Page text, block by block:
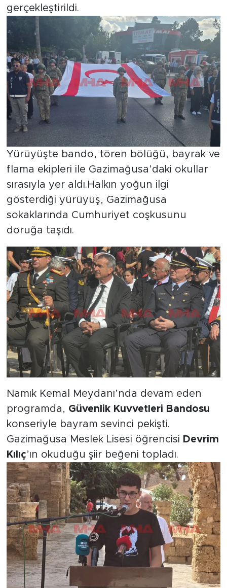
gerçekleştirildi.
Yürüyüşte bando, tören bölüğü, bayrak ve
flama ekipleri ile Gazimağusa’daki okullar
sırasıyla yer aldı.Halkın yoğun ilgi
gösterdiği yürüyüş, Gazimağusa
sokaklarında Cumhuriyet coşkusunu
doruğa taşıdı.
Namık Kemal Meydanı’nda devam eden
programda, Güvenlik Kuvvetleri Bandosu
konseriyle bayram sevinci pekişti.
Gazimağusa Meslek Lisesi öğrencisi Devrim
Kılıç’ın okuduğu şiir beğeni topladı.